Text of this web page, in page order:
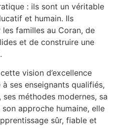
: ils sont un véritable
et humain. Ils
familles au Coran, de
et de construire une
vision d’excellence
ses enseignants qualifiés,
méthodes modernes, sa
approche humaine, elle
sûr, fiable et